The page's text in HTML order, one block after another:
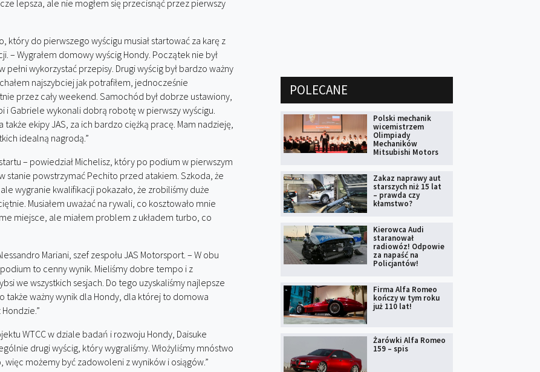
lepsza, ale nie mogłem się przecisnąć przez pierwszy
który do pierwszego wyścigu musiał startować za karę z
– Wygrałem domowy wyścig Hondy. Początek nie był
wykorzystać przepisy. Drugi wyścig był bardzo ważny
najszybciej jak potrafiłem, jednocześnie
przez cały weekend. Samochód był dobrze ustawiony,
i Gabriele wykonali dobrą robotę w pierwszy wyścigu.
ekipy JAS, za ich bardzo ciężką pracę. Mam nadzieję,
idealną nagrodą.”
– powiedział Michelisz, który po podium w pierwszym
stanie powstrzymać Pechito przed atakiem. Szkoda, że
wygranie kwalifikacji pokazało, że zrobiliśmy duże
Musiałem uważać na rywali, co kosztowało mnie
miejsce, ale miałem problem z układem turbo, co
Mariani, szef zespołu JAS Motorsport. – W obu
to cenny wynik. Mieliśmy dobre tempo i z
we wszystkich sesjach. Do tego uzyskaliśmy najlepsze
także ważny wynik dla Hondy, dla której to domowa
WTCC w dziale badań i rozwoju Hondy, Daisuke
drugi wyścig, który wygraliśmy. Włożyliśmy mnóstwo
możemy być zadowoleni z wyników i osiągów.”
POLECANE
Polski mechanik
wicemistrzem
Olimpiady
Mechaników
Mitsubishi Motors
Zakaz naprawy aut
starszych niż 15 lat
– prawda czy
kłamstwo?
Kierowca Audi
staranował
radiowóz! Odpowie
za napaść na
Policjantów!
Firma Alfa Romeo
kończy w tym roku
już 110 lat!
Żarówki Alfa Romeo
159 – spis